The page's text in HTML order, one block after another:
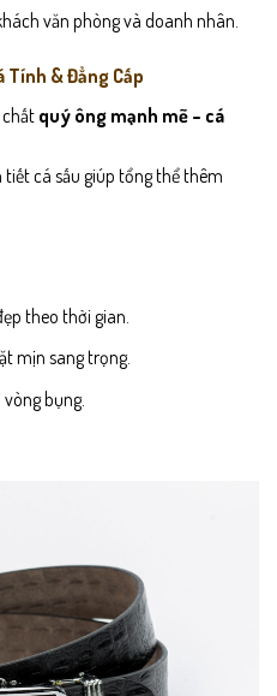
văn phòng và doanh nhân.
Tính & Đẳng Cấp
quý ông mạnh mẽ – cá
cá sấu giúp tổng thể thêm
theo thời gian.
mịn sang trọng.
bụng.